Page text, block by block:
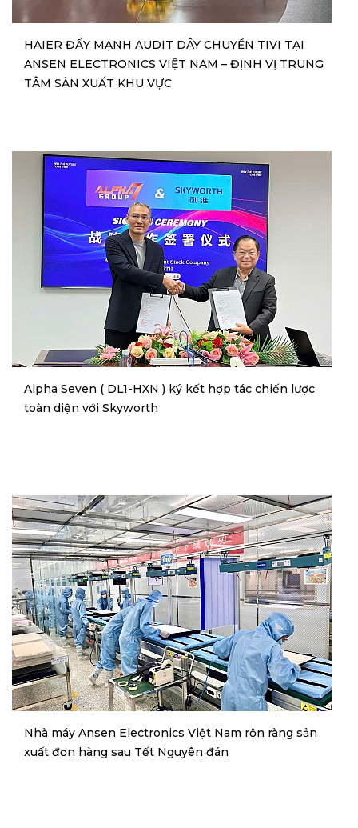
HAIER ĐẨY MẠNH AUDIT DÂY CHUYỀN TIVI TẠI
ANSEN ELECTRONICS VIỆT NAM – ĐỊNH VỊ TRUNG
TÂM SẢN XUẤT KHU VỰC
Alpha Seven ( DL1-HXN ) ký kết hợp tác chiến lược
toàn diện với Skyworth
Nhà máy Ansen Electronics Việt Nam rộn ràng sản
xuất đơn hàng sau Tết Nguyên đán